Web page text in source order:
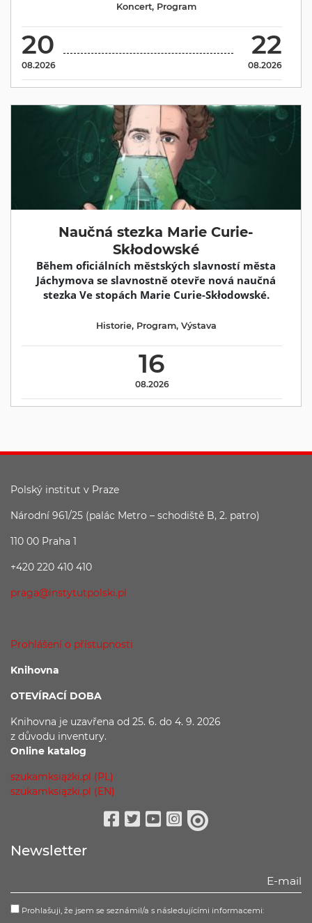
20
08.2026
22
08.2026
Koncert, Program
Naučná stezka Marie Curie-
Skłodowské
Během oficiálních městských slavností města
Jáchymova se slavnostně otevře nová naučná
stezka Ve stopách Marie Curie-Skłodowské.
16
08.2026
Historie, Program, Výstava
Polský institut v Praze
Národní 961/25 (palác Metro – schodiště B, 2. patro)
110 00 Praha 1
+420 220 410 410
praga@instytutpolski.pl
Prohlášení o přístupnosti
Knihovna
OTEVÍRACÍ DOBA
Knihovna je uzavřena od 25. 6. do 4. 9. 2026
z důvodu inventury.
Online katalog
szukamksiążki.pl (PL)
szukamksiążki.pl (EN)
Newsletter
Prohlašuji, že jsem se seznámil/a s následujícími informacemi: